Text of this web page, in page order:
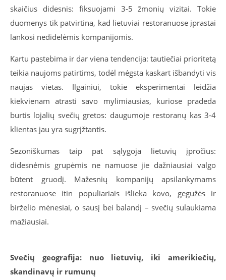
skaičius didesnis: fiksuojami 3-5 žmonių vizitai. Tokie
duomenys tik patvirtina, kad lietuviai restoranuose įprastai
lankosi nedidelėmis kompanijomis.
Kartu pastebima ir dar viena tendencija: tautiečiai prioritetą
teikia naujoms patirtims, todėl mėgsta kaskart išbandyti vis
naujas vietas. Ilgainiui, tokie eksperimentai leidžia
kiekvienam atrasti savo mylimiausias, kuriose pradeda
burtis lojalių svečių gretos: daugumoje restoranų kas 3-4
klientas jau yra sugrįžtantis.
Sezoniškumas taip pat sąlygoja lietuvių įpročius:
didesnėmis grupėmis ne namuose jie dažniausiai valgo
būtent gruodį. Mažesnių kompanijų apsilankymams
restoranuose itin populiariais išlieka kovo, gegužės ir
birželio mėnesiai, o sausį bei balandį – svečių sulaukiama
mažiausiai.
Svečių geografija: nuo lietuvių, iki amerikiečių,
skandinavų ir rumunų